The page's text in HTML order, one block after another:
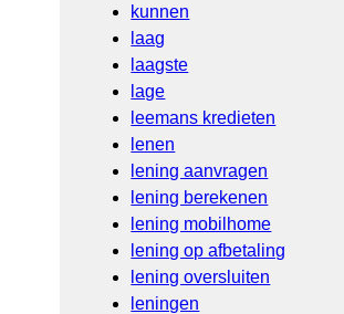
kunnen
laag
laagste
lage
leemans kredieten
lenen
lening aanvragen
lening berekenen
lening mobilhome
lening op afbetaling
lening oversluiten
leningen